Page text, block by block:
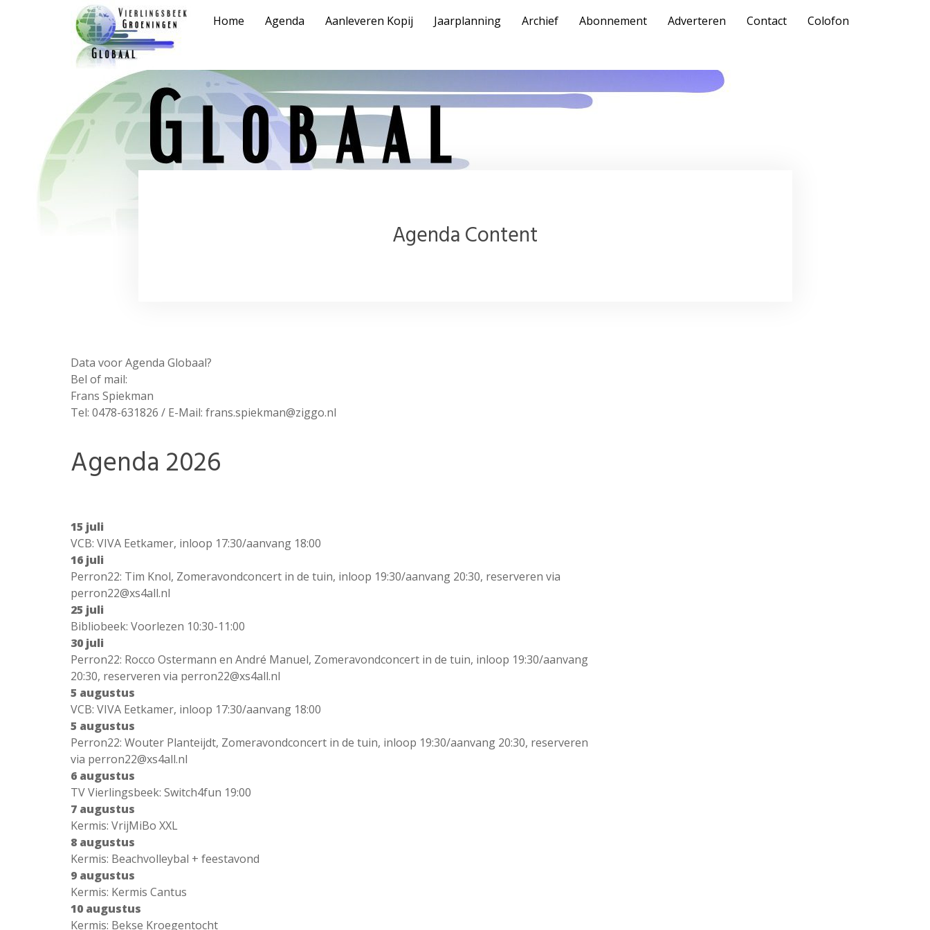
Home Agenda Aanleveren Kopij Jaarplanning Archief Abonnement Adverteren Contact Colofon
Agenda Content
Data voor Agenda Globaal?
Bel of mail:
Frans Spiekman
Tel: 0478-631826 / E-Mail: frans.spiekman@ziggo.nl
Agenda 2026
15 juli
VCB: VIVA Eetkamer, inloop 17:30/aanvang 18:00
16 juli
Perron22: Tim Knol, Zomeravondconcert in de tuin, inloop 19:30/aanvang 20:30, reserveren via
perron22@xs4all.nl
25 juli
Bibliobeek: Voorlezen 10:30-11:00
30 juli
Perron22: Rocco Ostermann en André Manuel, Zomeravondconcert in de tuin, inloop 19:30/aanvang
20:30, reserveren via perron22@xs4all.nl
5 augustus
VCB: VIVA Eetkamer, inloop 17:30/aanvang 18:00
5 augustus
Perron22: Wouter Planteijdt, Zomeravondconcert in de tuin, inloop 19:30/aanvang 20:30, reserveren
via perron22@xs4all.nl
6 augustus
TV Vierlingsbeek: Switch4fun 19:00
7 augustus
Kermis: VrijMiBo XXL
8 augustus
Kermis: Beachvolleybal + feestavond
9 augustus
Kermis: Kermis Cantus
10 augustus
Kermis: Bekse Kroegentocht